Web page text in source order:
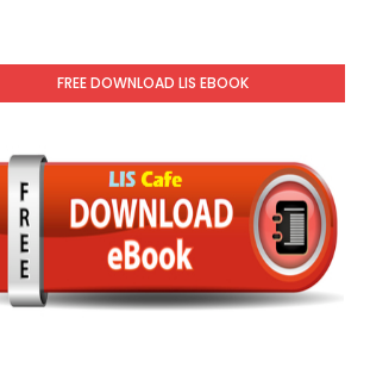
FREE DOWNLOAD LIS EBOOK